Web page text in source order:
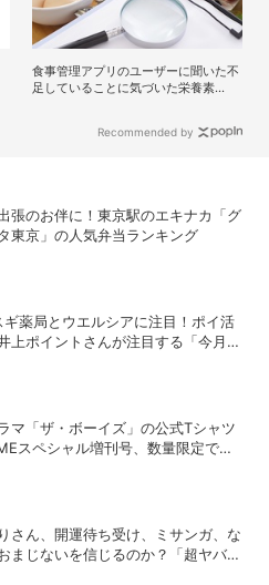
食事管理アプリのユーザーに聞いた不
足していることに気づいた栄養素
Recommended by
張のお伴に！東京駅のエキナカ「グ
東京」の人気弁当ランキング
ギ薬局とウエルシアに注目！ポイ活
上ポイントさんが注目する「今月の
マ「ザ・ボーイズ」の公式Tシャツ
スペシャル増刊号、数量限定で発
さん、開運待ち受け、ミサンガ、な
まじないを信じるのか？「超ヤバイ